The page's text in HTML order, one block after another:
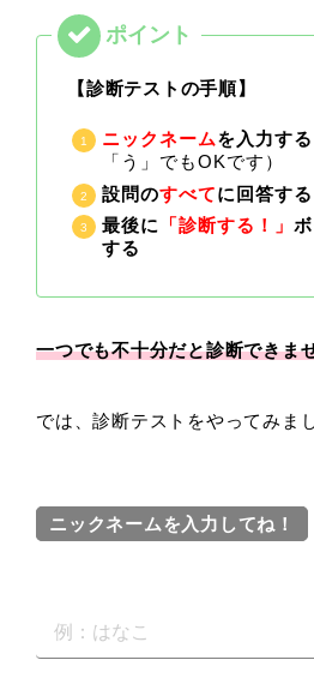
【診断テストの手順】
ニックネームを入力する
「う」でもOKです）
設問のすべてに回答する
最後に
「診断する！」
する
一つでも不十分だと診断できま
では、診断テストをやってみま
ニックネームを入力してね！